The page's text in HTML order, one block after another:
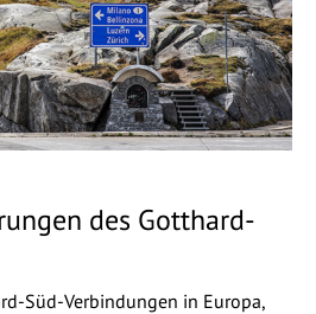
des Gotthard-
Süd-Verbindungen in Europa,